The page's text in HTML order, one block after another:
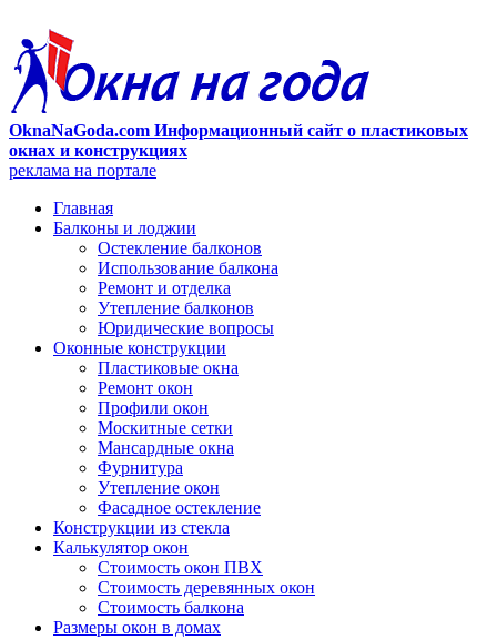
OknaNaGoda.com Информационный сайт о пластиковых
окнах и конструкциях
реклама на портале
Главная
Балконы и лоджии
Остекление балконов
Использование балкона
Ремонт и отделка
Утепление балконов
Юридические вопросы
Оконные конструкции
Пластиковые окна
Ремонт окон
Профили окон
Москитные сетки
Мансардные окна
Фурнитура
Утепление окон
Фасадное остекление
Конструкции из стекла
Калькулятор окон
Стоимость окон ПВХ
Стоимость деревянных окон
Стоимость балкона
Размеры окон в домах